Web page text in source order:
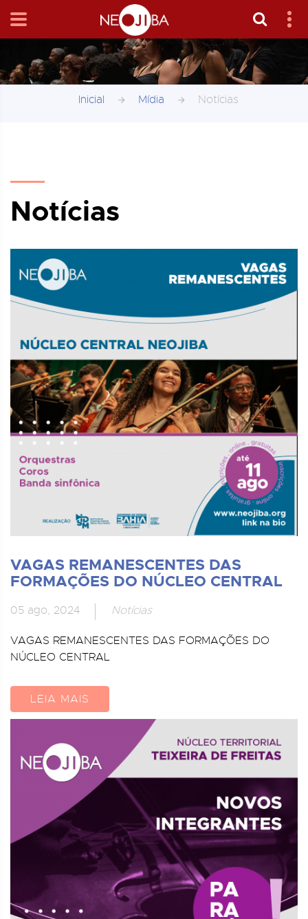
Inicial Mídia Notícias
Notícias
VAGAS REMANESCENTES DAS
FORMAÇÕES DO NÚCLEO CENTRAL
05 ago, 2024 Notícias
VAGAS REMANESCENTES DAS FORMAÇÕES DO
NÚCLEO CENTRAL
LEIA MAIS